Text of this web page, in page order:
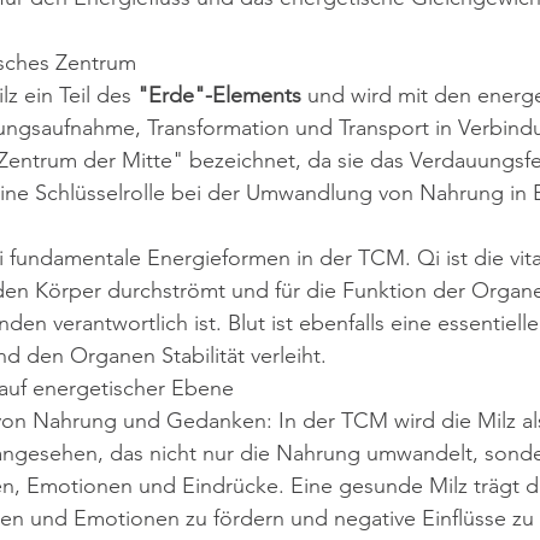
Zentrum
ein Teil des "Erde"-Elements und wird mit den
Transformation und Transport in
der Mitte" bezeichnet, da sie das
Schlüsselrolle bei der Umwandlung von Nahrung in
fundamentale Energieformen in der TCM. Qi ist die
Körper durchströmt und für die Funktion der
verantwortlich ist. Blut ist ebenfalls eine
den Organen Stabilität verleiht.
energetischer Ebene
Nahrung und Gedanken: In der TCM wird die Milz
das nicht nur die Nahrung umwandelt,
Emotionen und Eindrücke. Eine gesunde Milz trägt
und Emotionen zu fördern und negative Einflüsse